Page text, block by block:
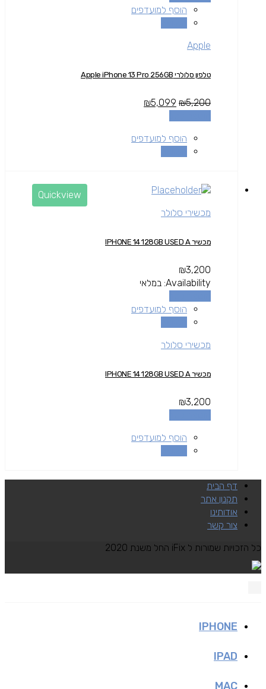
הוסף למועדפים
Apple
טלפון סלולרי Apple iPhone 13 Pro 256GB
₪5,200
₪5,099
הוסף למועדפים
Quickview
מכשירי סלולר
מכשיר IPHONE 14 128GB USED A
₪3,200
Availability: במלאי
הוסף למועדפים
מכשירי סלולר
מכשיר IPHONE 14 128GB USED A
₪3,200
הוסף למועדפים
דף הבית
תקנון אתר
אודותינו
צור קשר
כל הזכויות שמורות ל iFix החל משנת 2020
IPHONE
IPAD
MAC